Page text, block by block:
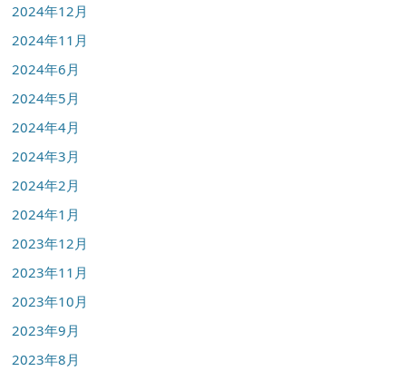
2024年12月
2024年11月
2024年6月
2024年5月
2024年4月
2024年3月
2024年2月
2024年1月
2023年12月
2023年11月
2023年10月
2023年9月
2023年8月